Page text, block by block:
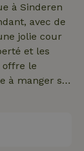
à Sinderen
avec de
jolie cour
et les
offre le
à manger se
d'où tu peux
!
tous